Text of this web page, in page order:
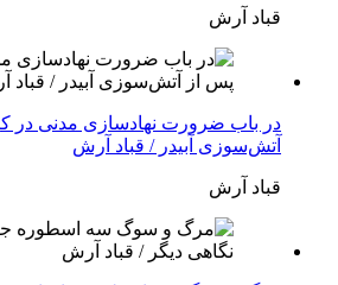
قباد آرش
در باب ضرورت نهادسازی مدنی در
آتش‌سوزی آبیدر / قباد آرش
قباد آرش